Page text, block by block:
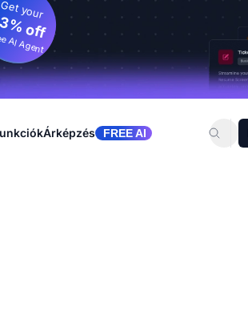
Get your
off
AI Agent
Árképzés FREE AI